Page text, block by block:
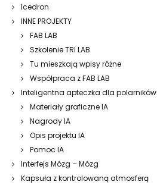
Icedron
INNE PROJEKTY
FAB LAB
Szkolenie TRI LAB
Tu mieszkają wpisy różne
Współpraca z FAB LAB
Inteligentna apteczka dla polarników
Materiały graficzne IA
Nagrody IA
Opis projektu IA
Pomoc IA
Interfejs Mózg – Mózg
Kapsuła z kontrolowaną atmosferą